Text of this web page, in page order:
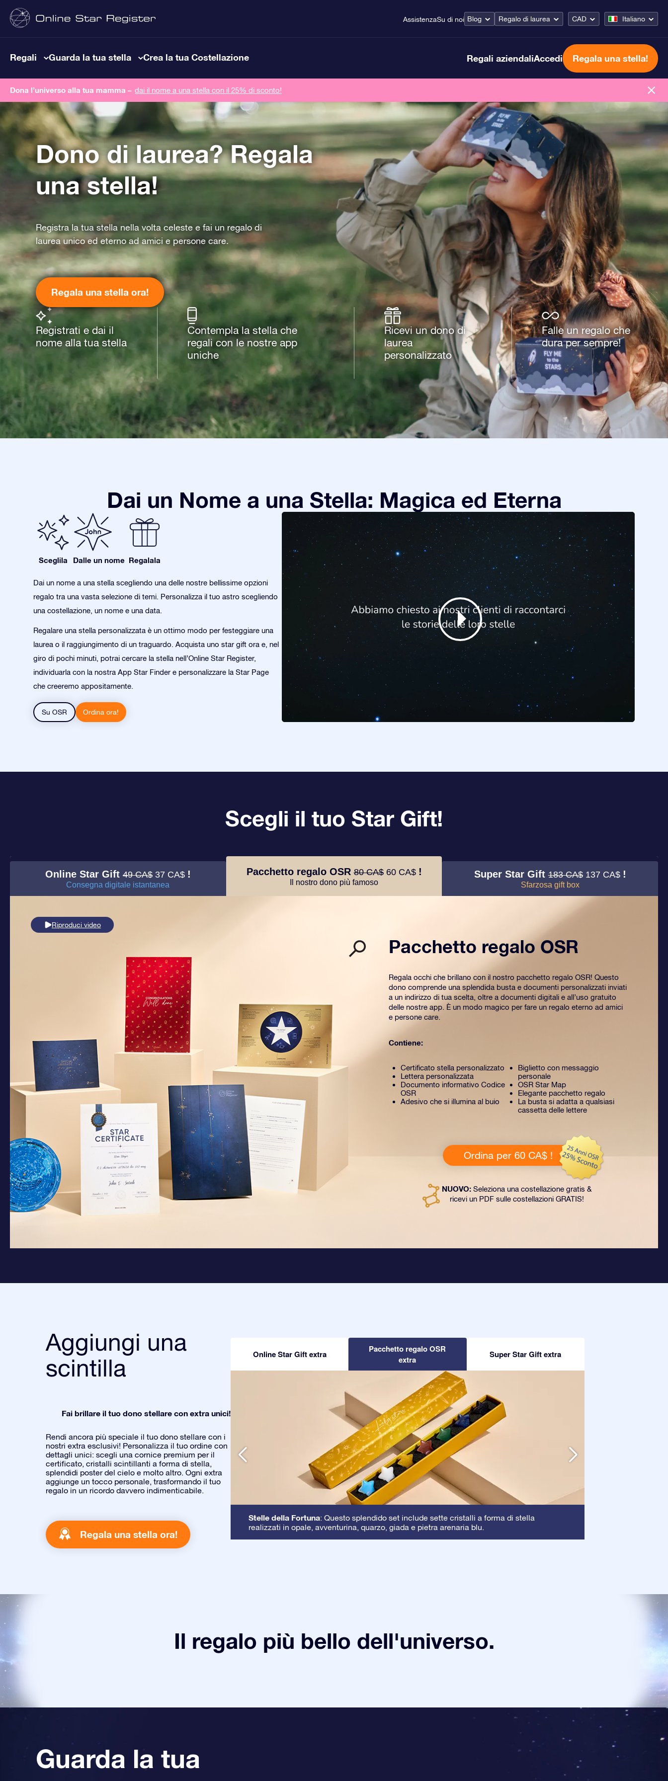
AssistenzaSu di noi Blog Regalo di laurea CAD Italiano
Regali Guarda la tua stella Crea la tua Costellazione Regali aziendaliAccedi Regala una stella!
Dona l’universo alla tua mamma – dai il nome a una stella con il 25% di sconto!
Dono di laurea? Regala
una stella!
Registra la tua stella nella volta celeste e fai un regalo di
laurea unico ed eterno ad amici e persone care.
Regala una stella ora!
Registrati e dai il
nome alla tua stella
Contempla la stella che
regali con le nostre app
uniche
Ricevi un dono di
laurea
personalizzato
Falle un regalo che
dura per sempre!
Dai un Nome a una Stella: Magica ed Eterna
Sceglila Dalle un nome Regalala
Dai un nome a una stella scegliendo una delle nostre bellissime opzioni
regalo tra una vasta selezione di temi. Personalizza il tuo astro scegliendo
una costellazione, un nome e una data.
Regalare una stella personalizzata è un ottimo modo per festeggiare una
laurea o il raggiungimento di un traguardo. Acquista uno star gift ora e, nel
giro di pochi minuti, potrai cercare la stella nell’Online Star Register,
individuarla con la nostra App Star Finder e personalizzare la Star Page
che creeremo appositamente.
Su OSR Ordina ora!
Scegli il tuo Star Gift!
Online Star Gift49 CA$ 37 CA$ !
Consegna digitale istantanea
Pacchetto regalo OSR80 CA$ 60 CA$ !
Il nostro dono più famoso
Super Star Gift183 CA$ 137 CA$ !
Sfarzosa gift box
Riproduci video
Pacchetto regalo OSR
Regala occhi che brillano con il nostro pacchetto regalo OSR! Questo
dono comprende una splendida busta e documenti personalizzati inviati
a un indirizzo di tua scelta, oltre a documenti digitali e all’uso gratuito
delle nostre app. È un modo magico per fare un regalo eterno ad amici
e persone care.
Contiene:
Certificato stella personalizzato
Lettera personalizzata
Documento informativo Codice
OSR
Adesivo che si illumina al buio
Biglietto con messaggio
personale
OSR Star Map
Elegante pacchetto regalo
La busta si adatta a qualsiasi
cassetta delle lettere
Ordina per 60 CA$ !
NUOVO: Seleziona una costellazione gratis &
ricevi un PDF sulle costellazioni GRATIS!
Aggiungi una
scintilla
Fai brillare il tuo dono stellare con extra unici!
Rendi ancora più speciale il tuo dono stellare con i
nostri extra esclusivi! Personalizza il tuo ordine con
dettagli unici: scegli una cornice premium per il
certificato, cristalli scintillanti a forma di stella,
splendidi poster del cielo e molto altro. Ogni extra
aggiunge un tocco personale, trasformando il tuo
regalo in un ricordo davvero indimenticabile.
Regala una stella ora!
Online Star Gift extra
Pacchetto regalo OSR
extra
Super Star Gift extra
Stelle della Fortuna: Questo splendido set include sette cristalli a forma di stella
realizzati in opale, avventurina, quarzo, giada e pietra arenaria blu.
Il regalo più bello dell'universo.
Guarda la tua